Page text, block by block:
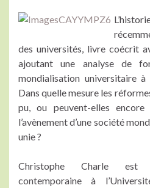
des universités, livre coécrit
ajoutant une analyse de
mondialisation universitaire à
Dans quelle mesure les
pu, ou peuvent-elles
l’avènement d’une société
unie ?
Christophe Charle est
contemporaine à